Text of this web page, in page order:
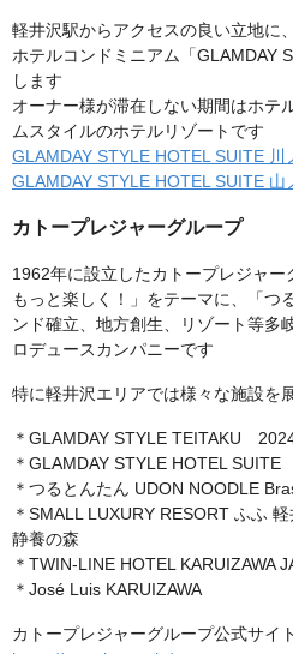
軽井沢駅からアクセスの良い立地に
ホテルコンドミニアム「GLAMDAY
します
オーナー様が滞在しない期間はホテ
ムスタイルのホテルリゾートです
GLAMDAY STYLE HOTEL SUITE 川
GLAMDAY STYLE HOTEL SUITE 山
カトープレジャーグループ
1962年に設立したカトープレジャ
もっと楽しく！」をテーマに、「つ
ンド確立、地方創生、リゾート等多
ロデュースカンパニーです
特に軽井沢エリアでは様々な施設を
＊GLAMDAY STYLE TEITAKU
＊GLAMDAY STYLE HOTEL
＊つるとんたん UDON NOODLE
＊SMALL LUXURY RESORT ふふ
静養の森
＊TWIN-LINE HOTEL KARUIZAWA
＊José Luis KARUIZAWA
カトープレジャーグループ公式サイト